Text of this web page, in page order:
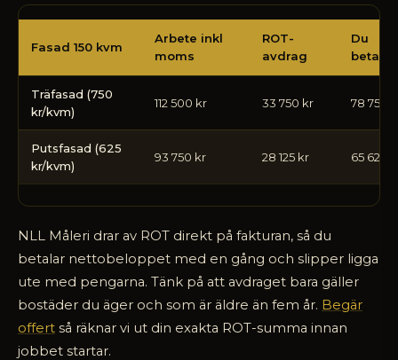
mycket
med
ROT-
avdrag
på
fasadrenovering
Fasad 150 kvm
Arbete inkl
moms
ROT-
avdrag
Du
betalar
Träfasad (750
kr/kvm)
112 500 kr 33 750 kr 78 750
Putsfasad (625
kr/kvm)
93 750 kr 28 125 kr 65 625
NLL Måleri drar av ROT direkt på fakturan, så du
betalar nettobeloppet med en gång och slipper ligga
ute med pengarna. Tänk på att avdraget bara gäller
bostäder du äger och som är äldre än fem år. Begär
offert så räknar vi ut din exakta ROT-summa innan
jobbet startar.